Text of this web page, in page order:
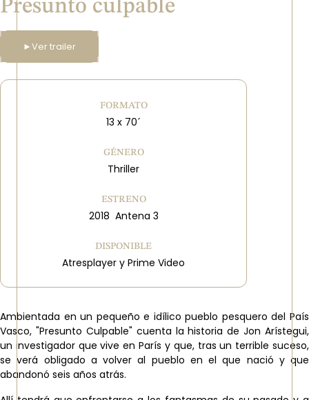
Presunto culpable
►Ver trailer
FORMATO
13 x 70´
GÉNERO
Thriller
ESTRENO
2018 Antena 3
DISPONIBLE
Atresplayer y Prime Video
Ambientada en un pequeño e idílico pueblo pesquero del País
Vasco, "Presunto Culpable" cuenta la historia de Jon Arístegui,
un investigador que vive en París y que, tras un terrible suceso,
se verá obligado a volver al pueblo en el que nació y que
abandonó seis años atrás.